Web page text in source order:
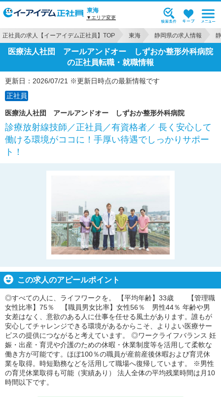
東海
▼エリア変更
正社員の求人【イーアイデム正社員】TOP 東海 静岡県の求人情報
医療法人社団 アールアンドオー しずおか整形外科病院
の正社員転職・就職情報
更新日：2026/07/21 ※更新日時点の最新情報です
正社員
医療法人社団 アールアンドオー しずおか整形外科病院
診療放射線技師／正社員／有資格者／ 長く安心して
働ける環境がココに！手厚い待遇でしっかりサポー
ト！
この求人のアピールポイント
◎すべての人に、ライフワークを。 【平均年齢】33歳 【管理職
女性比率】75％ 【職員男女比率】女性56％ 男性44％ 年齢や男
女差はなく、意欲のある人に仕事を任せる風土があります。誰もが
安心してチャレンジできる環境があるからこそ、よりよい医療サー
ビスの提供につながると考えています。 ◎ワークライフバランス 妊
娠・出産・育児や介護のための休暇・休業制度等を活用して柔軟な
働き方が可能です。ほぼ100％の職員が産前産後休暇および育児休
業を取得。時短勤務などを活用して職場へ復帰しています。 ※男性
の育児休業取得も可能（実績あり） 法人全体の平均残業時間は月10
時間以下です。